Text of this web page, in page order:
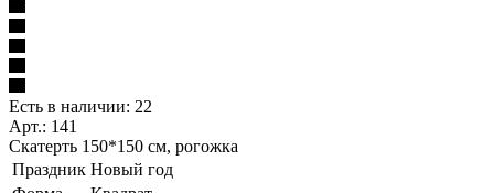
Есть в наличии: 22
Арт.: 141
Скатерть 150*150 см, рогожка
Праздник Новый год